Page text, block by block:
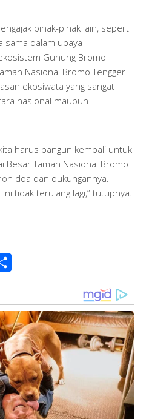
pihak-pihak lain, seperti
sama dalam upaya
Gunung Bromo
Nasional Bromo Tengger
ekosiwata yang sangat
nasional maupun
harus bangun kembali untuk
Besar Taman Nasional Bromo
doa dan dukungannya.
tidak terulang lagi,” tutupnya.